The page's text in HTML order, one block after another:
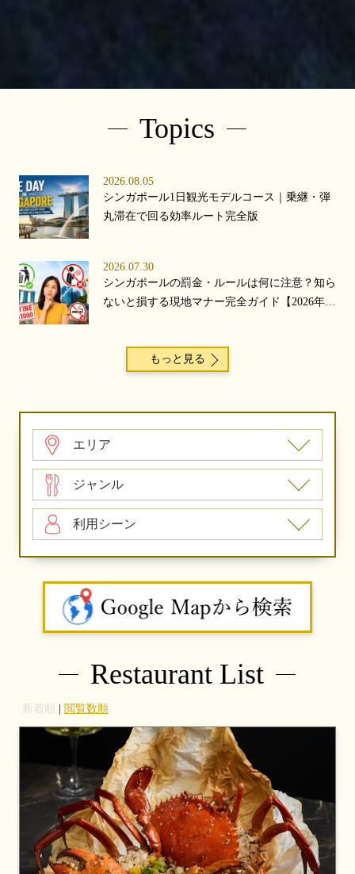
Topics
2026.08.05
シンガポール1日観光モデルコース｜乗継・弾
丸滞在で回る効率ルート完全版
2026.07.30
シンガポールの罰金・ルールは何に注意？知ら
ないと損する現地マナー完全ガイド【2026年
もっと見る
Restaurant List
新着順 閲覧数順